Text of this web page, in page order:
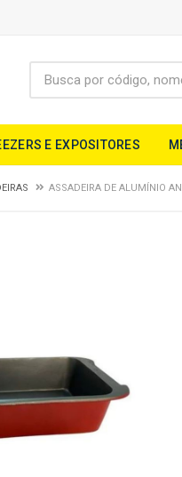
E EXPOSITORES
ASSADEIRA DE ALUMÍNIO